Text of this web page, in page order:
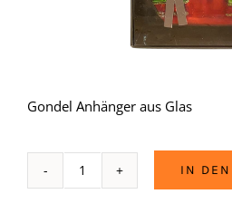
Gondel Anhänger aus Glas
Gondel
IN